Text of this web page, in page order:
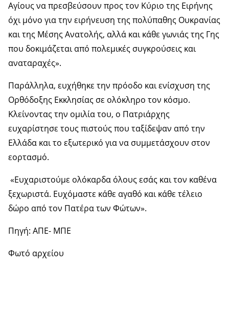
Αγίους να πρεσβεύσουν προς τον Κύριο της Ειρήνης
όχι μόνο για την ειρήνευση της πολύπαθης Ουκρανίας
και της Μέσης Ανατολής, αλλά και κάθε γωνιάς της Γης
που δοκιμάζεται από πολεμικές συγκρούσεις και
αναταραχές».
Παράλληλα, ευχήθηκε την πρόοδο και ενίσχυση της
Ορθόδοξης Εκκλησίας σε ολόκληρο τον κόσμο.
Κλείνοντας την ομιλία του, ο Πατριάρχης
ευχαρίστησε τους πιστούς που ταξίδεψαν από την
Ελλάδα και το εξωτερικό για να συμμετάσχουν στον
εορτασμό.
«Ευχαριστούμε ολόκαρδα όλους εσάς και τον καθένα
ξεχωριστά. Ευχόμαστε κάθε αγαθό και κάθε τέλειο
δώρο από τον Πατέρα των Φώτων».
Πηγή: ΑΠΕ- ΜΠΕ
Φωτό αρχείου